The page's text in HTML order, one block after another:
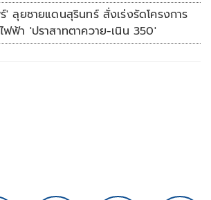
ลุยชายแดนสุรินทร์ สั่งเร่งรัดโครงการ
ฟฟ้า 'ปราสาทตาควาย-เนิน 350'